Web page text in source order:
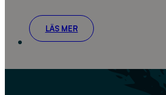
LÄS MER